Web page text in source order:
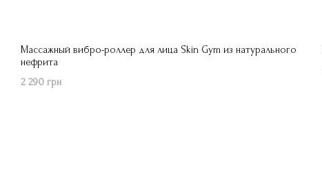
Массажный вибро-роллер для лица Skin Gym из натурального
нефрита
2 290 грн